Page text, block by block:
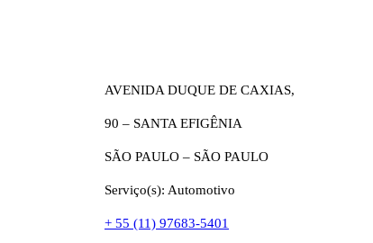
AVENIDA DUQUE DE CAXIAS,
90 – SANTA EFIGÊNIA
SÃO PAULO – SÃO PAULO
Serviço(s): Automotivo
+ 55 (11) 97683-5401